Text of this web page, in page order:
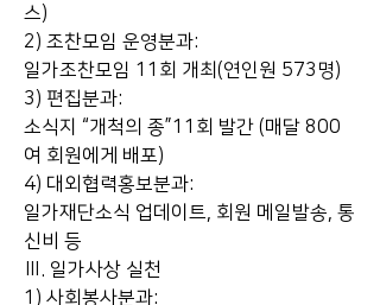
스)
2) 조찬모임 운영분과:
일가조찬모임 11회 개최(연인원 573명)
3) 편집분과:
소식지 “개척의 종”11회 발간 (매달 800
여 회원에게 배포)
4) 대외협력홍보분과:
일가재단소식 업데이트, 회원 메일발송, 통
신비 등
Ⅲ. 일가사상 실천
1) 사회봉사분과: